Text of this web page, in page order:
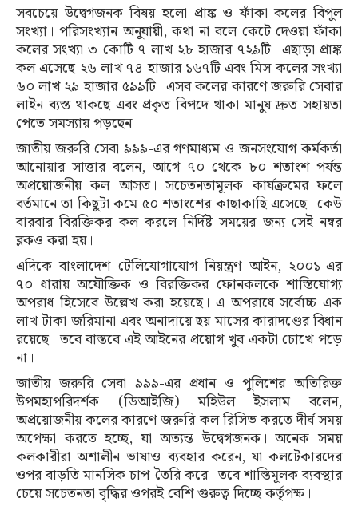
সবচেয়ে উদ্বেগজনক বিষয় হলো প্রাঙ্ক ও ফাঁকা কলের বিপুল
সংখ্যা। পরিসংখ্যান অনুযায়ী, কথা না বলে কেটে দেওয়া ফাঁকা
কলের সংখ্যা ৩ কোটি ৭ লাখ ২৮ হাজার ৭২৯টি। এছাড়া প্রাঙ্ক
কল এসেছে ২৬ লাখ ৭৪ হাজার ১৬৭টি এবং মিস কলের সংখ্যা
৬০ লাখ ২৯ হাজার ৫৯৯টি। এসব কলের কারণে জরুরি সেবার
লাইন ব্যস্ত থাকছে এবং প্রকৃত বিপদে থাকা মানুষ দ্রুত সহায়তা
পেতে সমস্যায় পড়ছেন।
জাতীয় জরুরি সেবা ৯৯৯-এর গণমাধ্যম ও জনসংযোগ কর্মকর্তা
আনোয়ার সাত্তার বলেন, আগে ৭০ থেকে ৮০ শতাংশ পর্যন্ত
অপ্রয়োজনীয় কল আসত। সচেতনতামূলক কার্যক্রমের ফলে
বর্তমানে তা কিছুটা কমে ৫০ শতাংশের কাছাকাছি এসেছে। কেউ
বারবার বিরক্তিকর কল করলে নির্দিষ্ট সময়ের জন্য সেই নম্বর
ব্লকও করা হয়।
এদিকে বাংলাদেশ টেলিযোগাযোগ নিয়ন্ত্রণ আইন, ২০০১-এর
৭০ ধারায় অযৌক্তিক ও বিরক্তিকর ফোনকলকে শাস্তিযোগ্য
অপরাধ হিসেবে উল্লেখ করা হয়েছে। এ অপরাধে সর্বোচ্চ এক
লাখ টাকা জরিমানা এবং অনাদায়ে ছয় মাসের কারাদণ্ডের বিধান
রয়েছে। তবে বাস্তবে এই আইনের প্রয়োগ খুব একটা চোখে পড়ে
না।
জাতীয় জরুরি সেবা ৯৯৯-এর প্রধান ও পুলিশের অতিরিক্ত
উপমহাপরিদর্শক (ডিআইজি) মহিউল ইসলাম বলেন,
অপ্রয়োজনীয় কলের কারণে জরুরি কল রিসিভ করতে দীর্ঘ সময়
অপেক্ষা করতে হচ্ছে, যা অত্যন্ত উদ্বেগজনক। অনেক সময়
কলকারীরা অশালীন ভাষাও ব্যবহার করেন, যা কলটেকারদের
ওপর বাড়তি মানসিক চাপ তৈরি করে। তবে শাস্তিমূলক ব্যবস্থার
চেয়ে সচেতনতা বৃদ্ধির ওপরই বেশি গুরুত্ব দিচ্ছে কর্তৃপক্ষ।